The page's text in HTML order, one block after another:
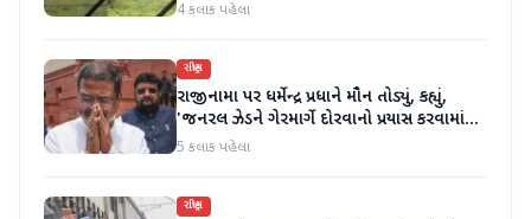
4 કલાક પહેલા
રાષ્ટ્રીય
રાજીનામા પર ધર્મેન્દ્ર પ્રધાને મૌન તોડ્યું, કહ્યું,
'જનરલ ઝેડને ગેરમાર્ગે દોરવાનો પ્રયાસ કરવામાં
આવ્યો, મારા માટે પદ મહત્વનું નથી'
5 કલાક પહેલા
રાષ્ટ્રીય